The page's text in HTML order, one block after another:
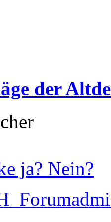
der
ja? Nein?